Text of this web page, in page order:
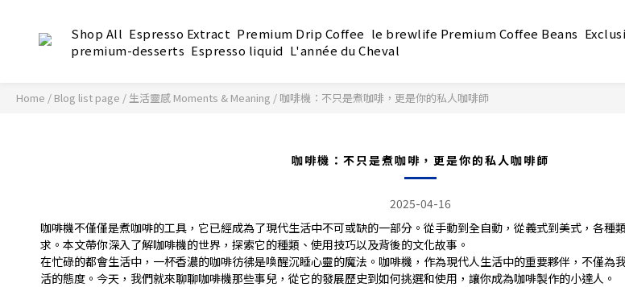
Shop All Espresso Extract Premium Drip Coffee le brewlife Premium Coffee Beans
premium-desserts Espresso liquid L'année du Cheval
Home / Blog list page / 生活靈感 Moments & Meaning / 咖啡機：不只是煮咖啡，更是你的私人咖啡師
咖啡機：不只是煮咖啡，更是你的私人咖啡師
2025-04-16
咖啡機不僅僅是煮咖啡的工具，它已經成為了現代生活中不可或缺的一部分。從手動到全自動，從義式到美式，各種
求。本文帶你深入了解咖啡機的世界，探索它的種類、使用技巧以及背後的文化故事。
在忙碌的都會生活中，一杯香濃的咖啡彷彿是喚醒沉睡心靈的魔法。咖啡機，作為現代人生活中的重要夥伴，不僅為
活的態度。今天，我們就來聊聊咖啡機那些事兒，從它的發展歷史到如何挑選和使用，讓你成為咖啡製作的小達人。